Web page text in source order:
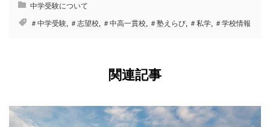
中学受験について
＃中学受験, ＃志望校, ＃中高一貫校, ＃塾えらび, ＃私学, ＃学校情報
関連記事